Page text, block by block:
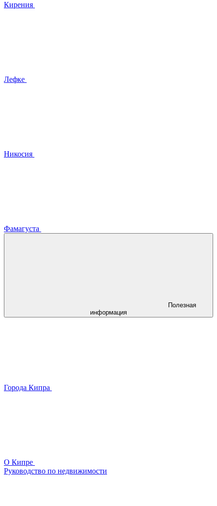
Кирения
Лефке
Никосия
Фамагуста
Полезная
информация
Города Кипра
О Кипре
Руководство по недвижимости